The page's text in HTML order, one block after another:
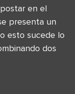
en el
presenta un
esto sucede lo
dos